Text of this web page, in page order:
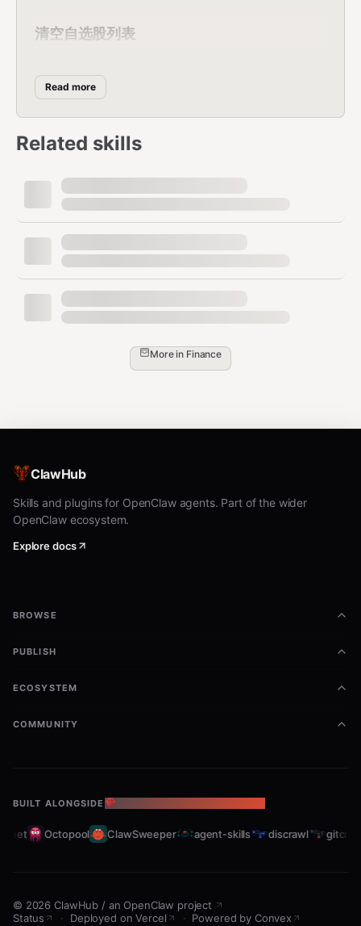
清空自选股列表
主要使用同花顺 (10jqka.com.cn)
股票页面:
https://stockpage.10jqka.com.cn/{stock_cod
e}/
支持沪深A股及科创板市场
提供实时行情、技术分析和资金流向数据
自选股管理
~/.clawdbot/stock_watcher/watchlist.txt ：
600018|上港集团
688785|恒运昌
查看列表
清空列表
直接显示关键行情指标，无冗余信息
合理控制请求频率（每秒1次）
Read more
Related skills
More in Finance
ClawHub
Skills and plugins for OpenClaw agents. Part of the wider
OpenClaw ecosystem.
Explore docs
BROWSE
PUBLISH
ECOSYSTEM
COMMUNITY
BUILT ALONGSIDE THE OPENCLAW ECOSYSTEM
Octopool ClawSweeper agent-skills discrawl gitcrawl
© 2026 ClawHub / an OpenClaw project
Status
· Deployed on Vercel · Powered by Convex